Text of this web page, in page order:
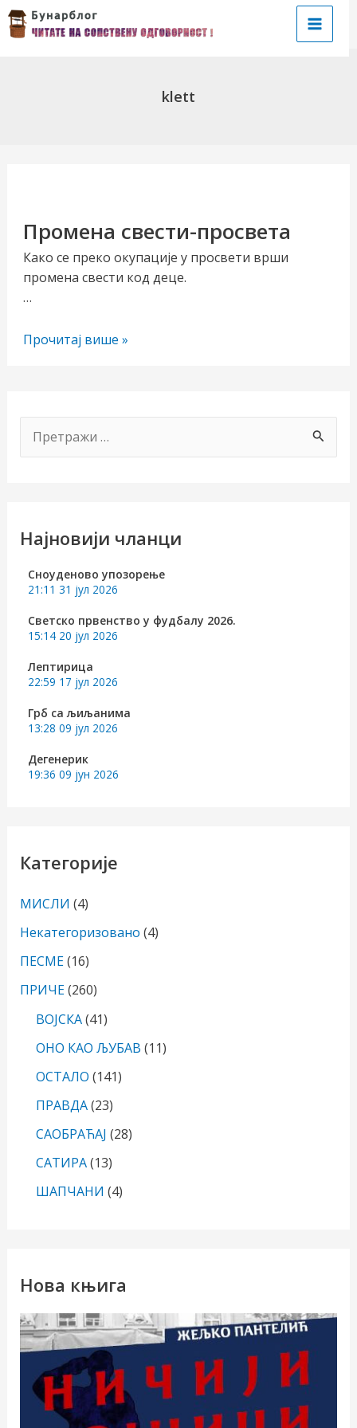
на
садржај
Main
klett
Промена свести-просвета
Како се преко окупације у просвети врши
промена свести код деце.
…
Промена
Прочитај више »
р
рНајновији чланци
Сноуденово упозорење
21:11 31 јул 2026
Светско првенство у фудбалу 2026.
15:14 20 јул 2026
Лептирица
22:59 17 јул 2026
Грб са љиљанима
13:28 09 јул 2026
Дегенерик
19:36 09 јун 2026
Категорије
МИСЛИ (4)
Некатегоризовано (4)
ПЕСМЕ(16)
ПРИЧЕ(260)
ВОЈСКА(41)
ОНО КАО ЉУБАВ (11)
ОСТАЛО (141)
ПРАВДА(23)
САОБРАЋАЈ (28)
САТИРА(13)
ШАПЧАНИ (4)
Нова књига